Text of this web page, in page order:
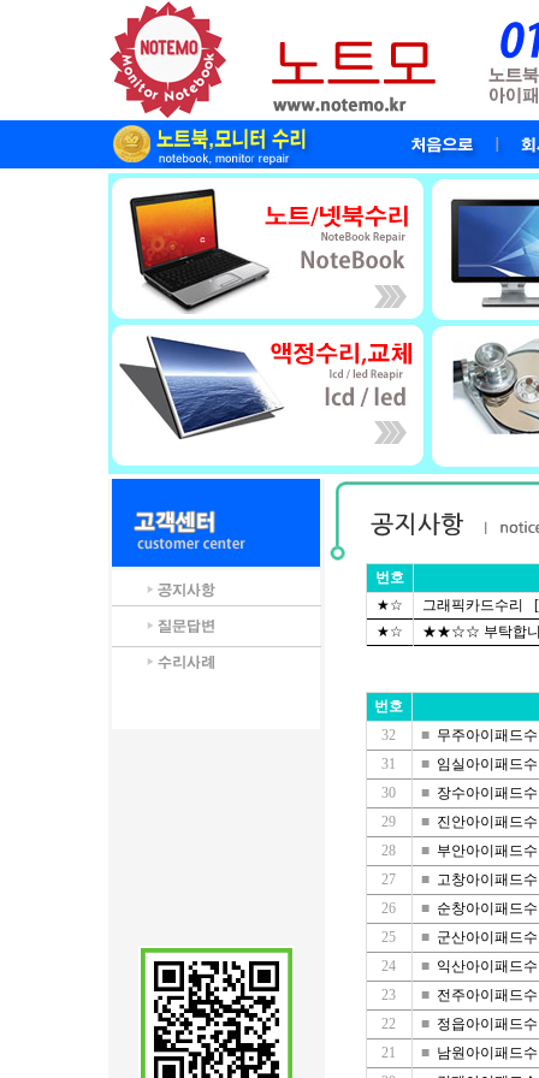
번호
★☆
그래픽카드수리
★☆
★★☆☆ 부탁합니
번호
32
■ 무주아이패드
31
■ 임실아이패드
30
■ 장수아이패드
29
■ 진안아이패드
28
■ 부안아이패드
27
■ 고창아이패드
26
■ 순창아이패드
25
■ 군산아이패드
24
■ 익산아이패드
23
■ 전주아이패드
22
■ 정읍아이패드
21
■ 남원아이패드